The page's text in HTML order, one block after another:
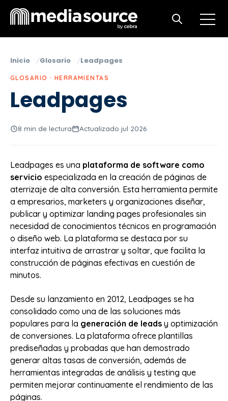
Open
Open search
Inicio Glosario Leadpages
GLOSARIO · HERRAMIENTAS
Leadpages
8 min de lectura Actualizado jul 2026
Leadpages es una plataforma de software como
servicio especializada en la creación de páginas de
aterrizaje de alta conversión. Esta herramienta permite
a empresarios, marketers y organizaciones diseñar,
publicar y optimizar landing pages profesionales sin
necesidad de conocimientos técnicos en programación
o diseño web. La plataforma se destaca por su
interfaz intuitiva de arrastrar y soltar, que facilita la
construcción de páginas efectivas en cuestión de
minutos.
Desde su lanzamiento en 2012, Leadpages se ha
consolidado como una de las soluciones más
populares para la generación de leads y optimización
de conversiones. La plataforma ofrece plantillas
prediseñadas y probadas que han demostrado
generar altas tasas de conversión, además de
herramientas integradas de análisis y testing que
permiten mejorar continuamente el rendimiento de las
páginas.